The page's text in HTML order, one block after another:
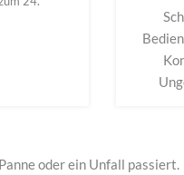
oder ein Unfall passiert.